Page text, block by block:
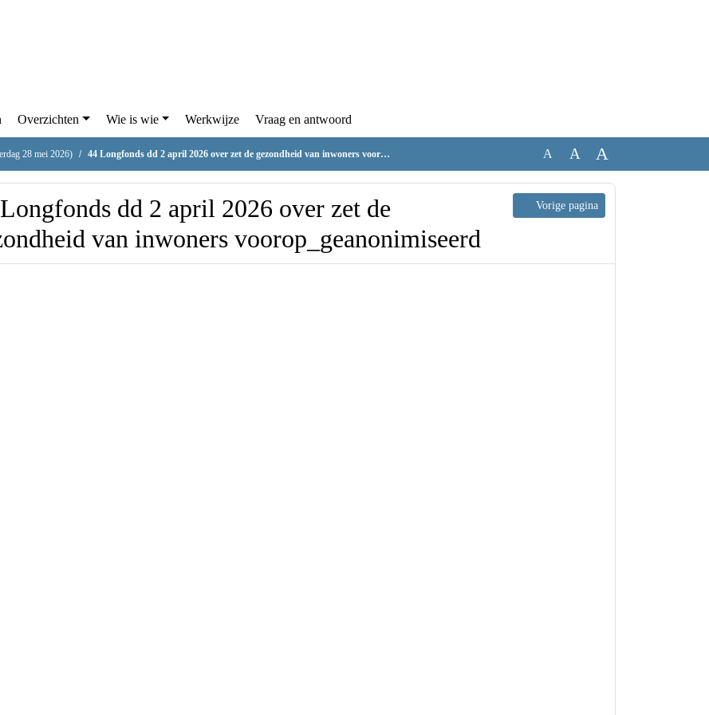
Overzichten Wie is wie Werkwijze
(donderdag 28 mei 2026) 44 Longfonds dd 2 april 2026 over zet de gezondheid van inwoners voorop_geanonimiseerd A A A
Vorige pagina
Longfonds dd 2 april 2026 over zet
gezondheid van inwoners